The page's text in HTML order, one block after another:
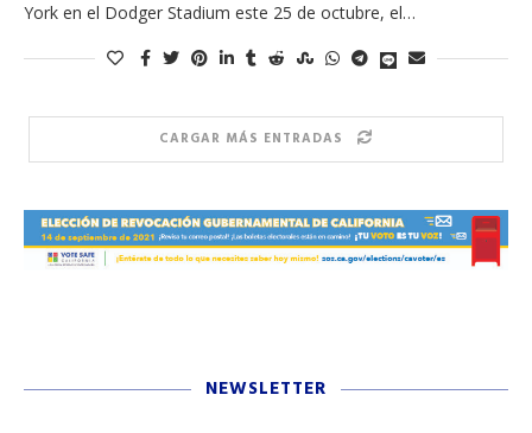
York en el Dodger Stadium este 25 de octubre, el…
CARGAR MÁS ENTRADAS
NEWSLETTER